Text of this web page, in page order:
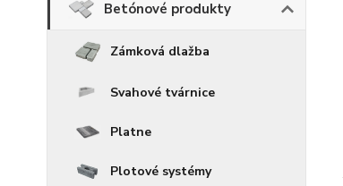
Betónové produkty
Zámková dlažba
Svahové tvárnice
Platne
Plotové systémy